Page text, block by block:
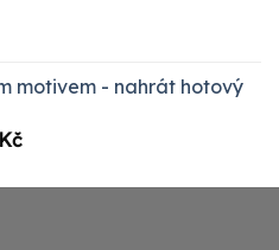
motivem - nahrát hotový
KčAktuální
je: